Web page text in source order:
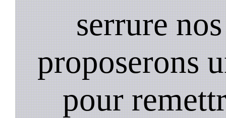
serrure
proposerons
pour